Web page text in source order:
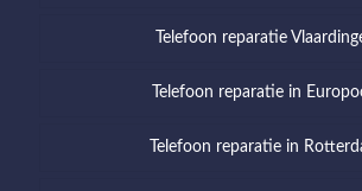
Telefoon reparatie
Telefoon reparatie in
Telefoon reparatie in